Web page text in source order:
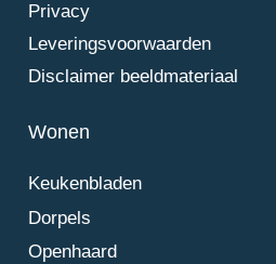
Privacy
Leveringsvoorwaarden
Disclaimer beeldmateriaal
Wonen
Keukenbladen
Dorpels
Openhaard